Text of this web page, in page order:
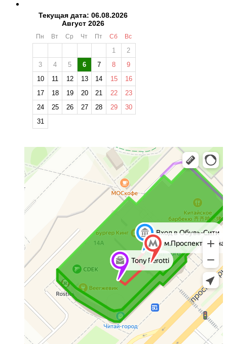
Текущая дата: 06.08.2026
Август 2026
Пн Вт Ср Чт Пт Сб Вс
1
2
3
4 5 6 7 8
9
10
11 12 13 14 15
16
17
18 19 20 21 22
23
24
25 26 27 28 29
30
31